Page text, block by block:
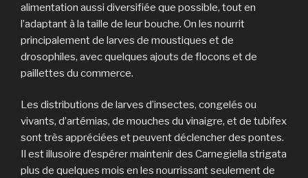
alimentation aussi diversifiée que possible, tout en
l’adaptant à la taille de leur bouche. On les nourrit
principalement de larves de moustiques et de
drosophiles, avec quelques ajouts de flocons et de
paillettes du commerce.
Les distributions de larves d’insectes, congelés ou
vivants, d’artémias, de mouches du vinaigre, et de tubifex
sont très appréciées et peuvent déclencher des pontes.
Il est illusoire d’espérer maintenir des Carnegiella strigata
plus de quelques mois en les nourrissant seulement de